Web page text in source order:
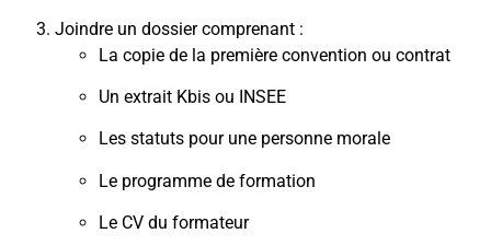
Joindre un dossier comprenant :
La copie de la première convention ou contrat
Un extrait Kbis ou INSEE
Les statuts pour une personne morale
Le programme de formation
Le CV du formateur